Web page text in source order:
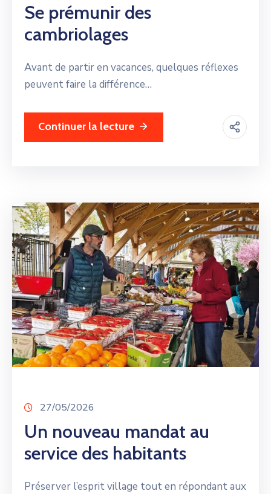
Se prémunir des
cambriolages
Avant de partir en vacances, quelques réflexes
peuvent faire la différence…
Continuer la lecture
27/05/2026
Un nouveau mandat au
service des habitants
Préserver l’esprit village tout en répondant aux